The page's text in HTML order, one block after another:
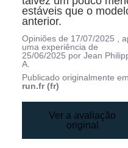
estáveis que o
anterior.
Opiniões de 17/07/2025
,
uma experiência de
25/06/2025 porJean
A.
Publicado originalmente
run.fr (fr)
Ver a avaliação
original